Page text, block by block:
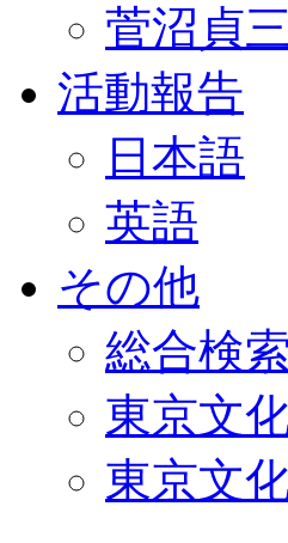
菅沼貞
活動報告
日本語
英語
その他
総合検索
東京文
東京文